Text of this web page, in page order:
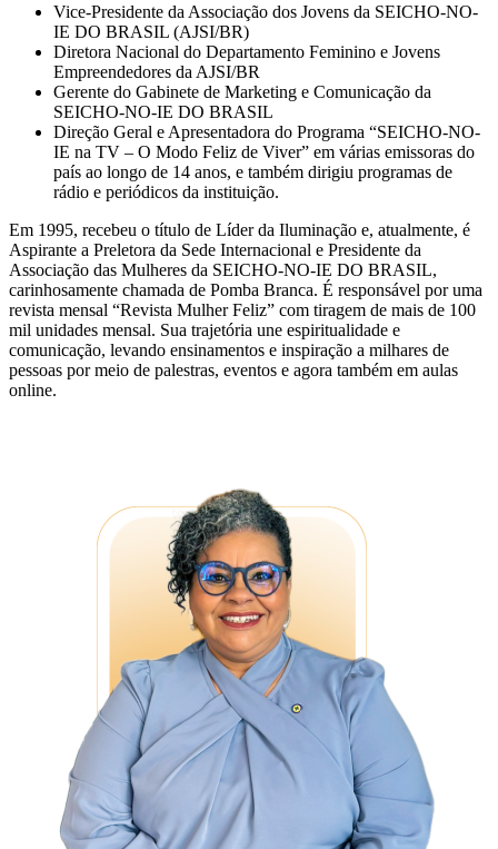
Vice-Presidente da Associação dos Jovens da SEICHO-NO-
IE DO BRASIL (AJSI/BR)
Diretora Nacional do Departamento Feminino e Jovens
Empreendedores da AJSI/BR
Gerente do Gabinete de Marketing e Comunicação da
SEICHO-NO-IE DO BRASIL
Direção Geral e Apresentadora do Programa “SEICHO-NO-
IE na TV – O Modo Feliz de Viver” em várias emissoras do
país ao longo de 14 anos, e também dirigiu programas de
rádio e periódicos da instituição.
Em 1995, recebeu o título de Líder da Iluminação e, atualmente, é
Aspirante a Preletora da Sede Internacional e Presidente da
Associação das Mulheres da SEICHO-NO-IE DO BRASIL,
carinhosamente chamada de Pomba Branca. É responsável por uma
revista mensal “Revista Mulher Feliz” com tiragem de mais de 100
mil unidades mensal. Sua trajetória une espiritualidade e
comunicação, levando ensinamentos e inspiração a milhares de
pessoas por meio de palestras, eventos e agora também em aulas
online.